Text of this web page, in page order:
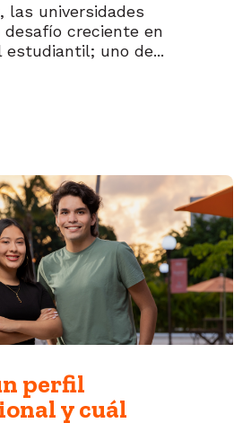
las universidades
creciente en
uno de...
perfil
y cuál